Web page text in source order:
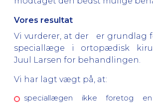
Vores resultat
Vi vurderer, at der er grundlag
speciallæge i ortopædisk
Juul Larsen for behandlingen.
Vi har lagt vægt på, at:
speciallægen ikke foretog